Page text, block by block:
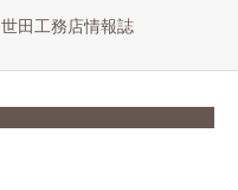
田工務店情報誌